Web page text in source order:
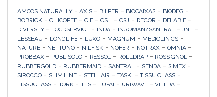
AMOOS NATURALLY - AXIS - BILPER - BIOCAIXAS - BIODEG -
BOBRICK - CHICOPEE - CIF - CSH - CSJ - DECOR - DELABIE -
DIVERSEY - FOODSERVICE - INDA - INGOMAN/SANTRAL - JNF -
LESSEAU - LONGLIFE - LUXO - MAGNUM - MEDICLINICS -
NATURE - NETTUNO - NILFISK - NOFER - NOTRAX - OMNIA -
PROBBAX - PUBLISOLO - RESSOL - ROLLDRAP - ROSSIGNOL -
RUBBERGOLD - RUBBERMAID - SANTRAL - SENDA - SIMEX -
SIROCCO - SLIM LINE - STELLAIR - TASKI - TISSU CLASS -
TISSUCLASS - TORK - TTS - TUPAI - URIWAVE - VILEDA -